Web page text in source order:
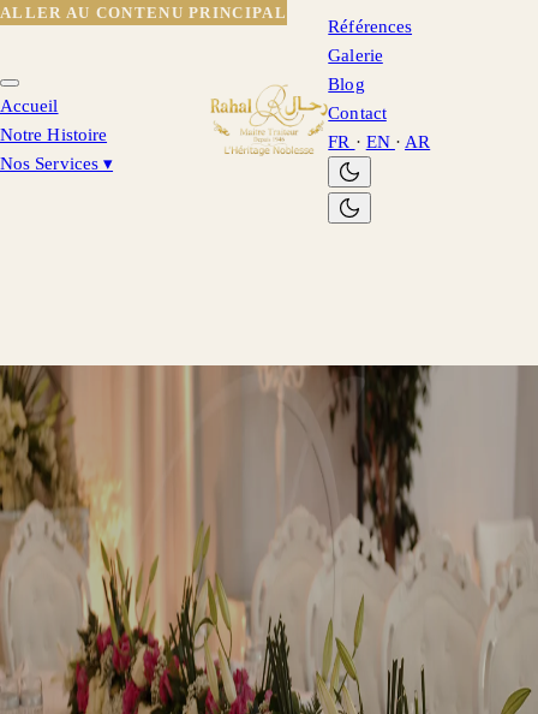
ALLER AU CONTENU PRINCIPAL
Accueil
Notre Histoire
Nos Services ▾
Références
Galerie
Blog
Contact
FR · EN · AR